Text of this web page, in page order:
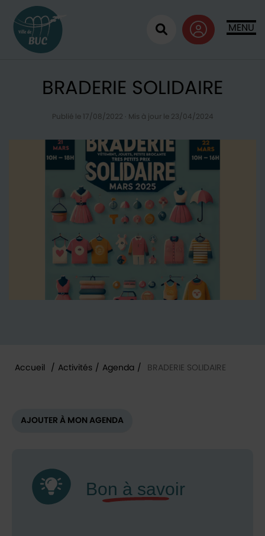
MENU
Ouvrir la
BRADERIE SOLIDAIRE
Publié le 17/08/2022 · Mis à jour le 23/04/2024
Accueil / Activités / Agenda / BRADERIE SOLIDAIRE
AJOUTER À MON AGENDA